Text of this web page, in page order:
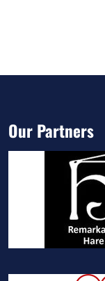
Our Partners